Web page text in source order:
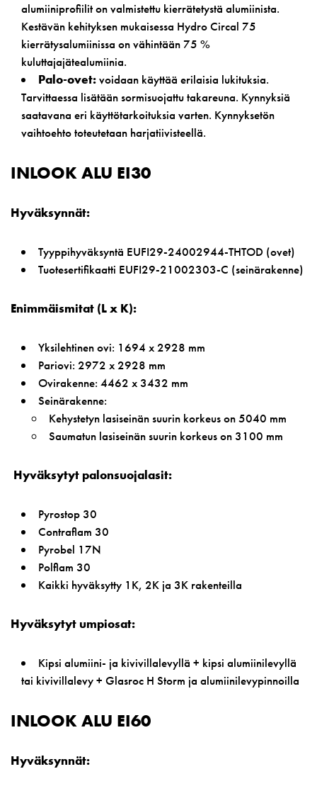
alumiiniprofiilit on valmistettu kierrätetystä alumiinista.
Kestävän kehityksen mukaisessa Hydro Circal 75
kierrätysalumiinissa on vähintään 75 %
kuluttajajätealumiinia.
Palo-ovet:voidaan käyttää erilaisia lukituksia.
Tarvittaessa lisätään sormisuojattu takareuna. Kynnyksiä
saatavana eri käyttötarkoituksia varten. Kynnyksetön
vaihtoehto toteutetaan harjatiivisteellä.
INLOOK ALU EI30
Hyväksynnät:
Tyyppihyväksyntä EUFI29-24002944-THTOD (ovet)
Tuotesertifikaatti EUFI29-21002303-C (seinärakenne)
Enimmäismitat (L x K):
Yksilehtinen ovi: 1694 x 2928 mm
Pariovi: 2972 x 2928 mm
Ovirakenne: 4462 x 3432 mm
Seinärakenne:
Kehystetyn lasiseinän suurin korkeus on 5040 mm
Saumatun lasiseinän suurin korkeus on 3100 mm
Hyväksytyt palonsuojalasit:
Pyrostop 30
Contraflam 30
Pyrobel 17N
Polflam 30
Kaikki hyväksytty 1K, 2K ja 3K rakenteilla
Hyväksytyt umpiosat:
Kipsi alumiini- ja kivivillalevyllä + kipsi alumiinilevyllä
tai kivivillalevy + Glasroc H Storm ja alumiinilevypinnoilla
INLOOK ALU EI60
Hyväksynnät: